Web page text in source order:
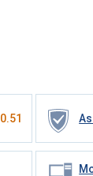
0.51